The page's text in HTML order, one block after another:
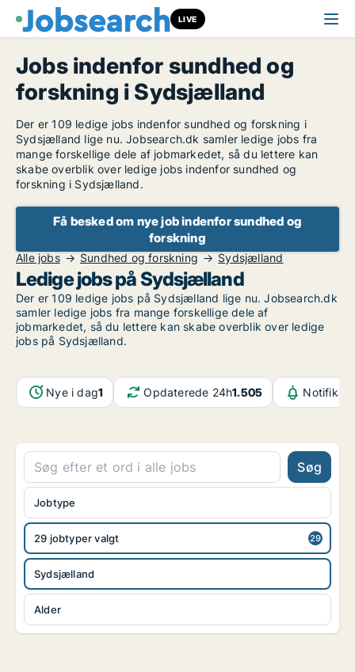
LIVE
Jobs indenfor sundhed og
forskning i Sydsjælland
Der er 109 ledige jobs indenfor sundhed og forskning i
Sydsjælland lige nu. Jobsearch.dk samler ledige jobs fra
mange forskellige dele af jobmarkedet, så du lettere kan
skabe overblik over ledige jobs indenfor sundhed og
forskning i Sydsjælland.
Få besked om nye job indenfor sundhed og
forskning
Alle jobs Sundhed og forskning Sydsjælland
Ledige jobs på Sydsjælland
Der er 109 ledige jobs på Sydsjælland lige nu. Jobsearch.dk
samler ledige jobs fra mange forskellige dele af
jobmarkedet, så du lettere kan skabe overblik over ledige
jobs på Sydsjælland.
Nye i dag1 Opdaterede 24h1.505
Søg
29 jobtyper valgt
Sydsjælland
Alder
Jobtype